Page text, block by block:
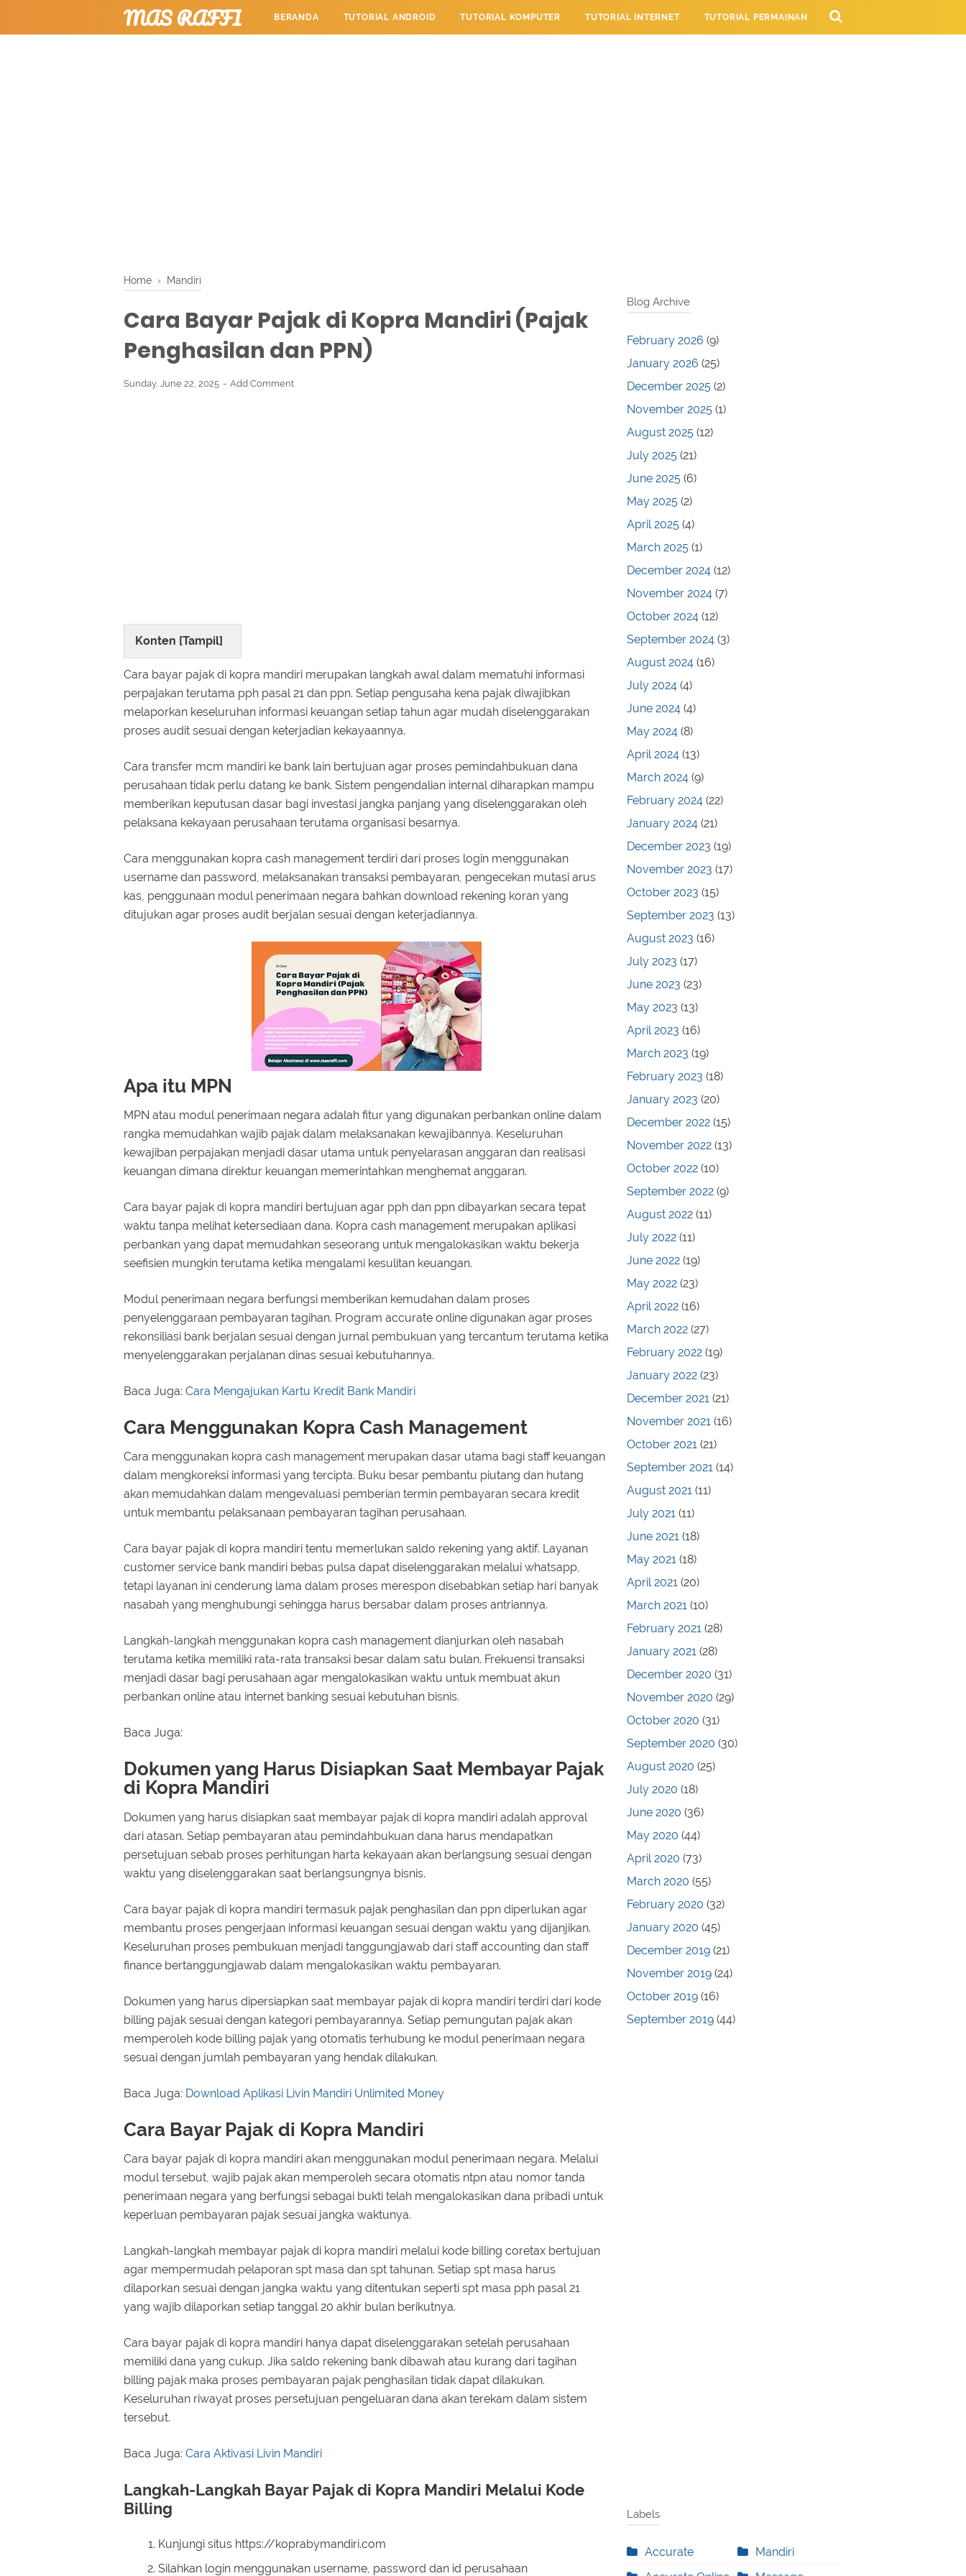
MAS RAFFI BERANDA TUTORIAL ANDROID TUTORIAL KOMPUTER TUTORIAL INTERNET TUTORIAL PERMAINAN
Home › Mandiri
Cara Bayar Pajak di Kopra Mandiri (Pajak
Penghasilan dan PPN)
Sunday, June 22, 2025 Add Comment
Konten [Tampil]
Cara bayar pajak di kopra mandiri merupakan langkah awal dalam mematuhi informasi
perpajakan terutama pph pasal 21 dan ppn. Setiap pengusaha kena pajak diwajibkan
melaporkan keseluruhan informasi keuangan setiap tahun agar mudah diselenggarakan
proses audit sesuai dengan keterjadian kekayaannya.
Cara transfer mcm mandiri ke bank lain bertujuan agar proses pemindahbukuan dana
perusahaan tidak perlu datang ke bank. Sistem pengendalian internal diharapkan mampu
memberikan keputusan dasar bagi investasi jangka panjang yang diselenggarakan oleh
pelaksana kekayaan perusahaan terutama organisasi besarnya.
Cara menggunakan kopra cash management terdiri dari proses login menggunakan
username dan password, melaksanakan transaksi pembayaran, pengecekan mutasi arus
kas, penggunaan modul penerimaan negara bahkan download rekening koran yang
ditujukan agar proses audit berjalan sesuai dengan keterjadiannya.
Apa itu MPN
MPN atau modul penerimaan negara adalah fitur yang digunakan perbankan online dalam
rangka memudahkan wajib pajak dalam melaksanakan kewajibannya. Keseluruhan
kewajiban perpajakan menjadi dasar utama untuk penyelarasan anggaran dan realisasi
keuangan dimana direktur keuangan memerintahkan menghemat anggaran.
Cara bayar pajak di kopra mandiri bertujuan agar pph dan ppn dibayarkan secara tepat
waktu tanpa melihat ketersediaan dana. Kopra cash management merupakan aplikasi
perbankan yang dapat memudahkan seseorang untuk mengalokasikan waktu bekerja
seefisien mungkin terutama ketika mengalami kesulitan keuangan.
Modul penerimaan negara berfungsi memberikan kemudahan dalam proses
penyelenggaraan pembayaran tagihan. Program accurate online digunakan agar proses
rekonsiliasi bank berjalan sesuai dengan jurnal pembukuan yang tercantum terutama ketika
menyelenggarakan perjalanan dinas sesuai kebutuhannya.
Baca Juga: Cara Mengajukan Kartu Kredit Bank Mandiri
Cara Menggunakan Kopra Cash Management
Cara menggunakan kopra cash management merupakan dasar utama bagi staff keuangan
dalam mengkoreksi informasi yang tercipta. Buku besar pembantu piutang dan hutang
akan memudahkan dalam mengevaluasi pemberian termin pembayaran secara kredit
untuk membantu pelaksanaan pembayaran tagihan perusahaan.
Cara bayar pajak di kopra mandiri tentu memerlukan saldo rekening yang aktif. Layanan
customer service bank mandiri bebas pulsa dapat diselenggarakan melalui whatsapp,
tetapi layanan ini cenderung lama dalam proses merespon disebabkan setiap hari banyak
nasabah yang menghubungi sehingga harus bersabar dalam proses antriannya.
Langkah-langkah menggunakan kopra cash management dianjurkan oleh nasabah
terutama ketika memiliki rata-rata transaksi besar dalam satu bulan. Frekuensi transaksi
menjadi dasar bagi perusahaan agar mengalokasikan waktu untuk membuat akun
perbankan online atau internet banking sesuai kebutuhan bisnis.
Baca Juga:
Dokumen yang Harus Disiapkan Saat Membayar Pajak
di Kopra Mandiri
Dokumen yang harus disiapkan saat membayar pajak di kopra mandiri adalah approval
dari atasan. Setiap pembayaran atau pemindahbukuan dana harus mendapatkan
persetujuan sebab proses perhitungan harta kekayaan akan berlangsung sesuai dengan
waktu yang diselenggarakan saat berlangsungnya bisnis.
Cara bayar pajak di kopra mandiri termasuk pajak penghasilan dan ppn diperlukan agar
membantu proses pengerjaan informasi keuangan sesuai dengan waktu yang dijanjikan.
Keseluruhan proses pembukuan menjadi tanggungjawab dari staff accounting dan staff
finance bertanggungjawab dalam mengalokasikan waktu pembayaran.
Dokumen yang harus dipersiapkan saat membayar pajak di kopra mandiri terdiri dari kode
billing pajak sesuai dengan kategori pembayarannya. Setiap pemungutan pajak akan
memperoleh kode billing pajak yang otomatis terhubung ke modul penerimaan negara
sesuai dengan jumlah pembayaran yang hendak dilakukan.
Baca Juga: Download Aplikasi Livin Mandiri Unlimited Money
Cara Bayar Pajak di Kopra Mandiri
Cara bayar pajak di kopra mandiri akan menggunakan modul penerimaan negara. Melalui
modul tersebut, wajib pajak akan memperoleh secara otomatis ntpn atau nomor tanda
penerimaan negara yang berfungsi sebagai bukti telah mengalokasikan dana pribadi untuk
keperluan pembayaran pajak sesuai jangka waktunya.
Langkah-langkah membayar pajak di kopra mandiri melalui kode billing coretax bertujuan
agar mempermudah pelaporan spt masa dan spt tahunan. Setiap spt masa harus
dilaporkan sesuai dengan jangka waktu yang ditentukan seperti spt masa pph pasal 21
yang wajib dilaporkan setiap tanggal 20 akhir bulan berikutnya.
Cara bayar pajak di kopra mandiri hanya dapat diselenggarakan setelah perusahaan
memiliki dana yang cukup. Jika saldo rekening bank dibawah atau kurang dari tagihan
billing pajak maka proses pembayaran pajak penghasilan tidak dapat dilakukan.
Keseluruhan riwayat proses persetujuan pengeluaran dana akan terekam dalam sistem
tersebut.
Baca Juga: Cara Aktivasi Livin Mandiri
Langkah-Langkah Bayar Pajak di Kopra Mandiri Melalui Kode
Billing
Kunjungi situs https://koprabymandiri.com
Silahkan login menggunakan username, password dan id perusahaan
Blog Archive
February 2026 (9)
January 2026 (25)
December 2025 (2)
November 2025 (1)
August 2025 (12)
July 2025 (21)
June 2025 (6)
May 2025 (2)
April 2025 (4)
March 2025 (1)
December 2024 (12)
November 2024 (7)
October 2024 (12)
September 2024 (3)
August 2024 (16)
July 2024 (4)
June 2024 (4)
May 2024 (8)
April 2024 (13)
March 2024 (9)
February 2024 (22)
January 2024 (21)
December 2023 (19)
November 2023 (17)
October 2023 (15)
September 2023 (13)
August 2023 (16)
July 2023 (17)
June 2023 (23)
May 2023 (13)
April 2023 (16)
March 2023 (19)
February 2023 (18)
January 2023 (20)
December 2022 (15)
November 2022 (13)
October 2022 (10)
September 2022 (9)
August 2022 (11)
July 2022 (11)
June 2022 (19)
May 2022 (23)
April 2022 (16)
March 2022 (27)
February 2022 (19)
January 2022 (23)
December 2021 (21)
November 2021 (16)
October 2021 (21)
September 2021 (14)
August 2021 (11)
July 2021 (11)
June 2021 (18)
May 2021 (18)
April 2021 (20)
March 2021 (10)
February 2021 (28)
January 2021 (28)
December 2020 (31)
November 2020 (29)
October 2020 (31)
September 2020 (30)
August 2020 (25)
July 2020 (18)
June 2020 (36)
May 2020 (44)
April 2020 (73)
March 2020 (55)
February 2020 (32)
January 2020 (45)
December 2019 (21)
November 2019 (24)
October 2019 (16)
September 2019 (44)
Labels
Accurate
Mandiri